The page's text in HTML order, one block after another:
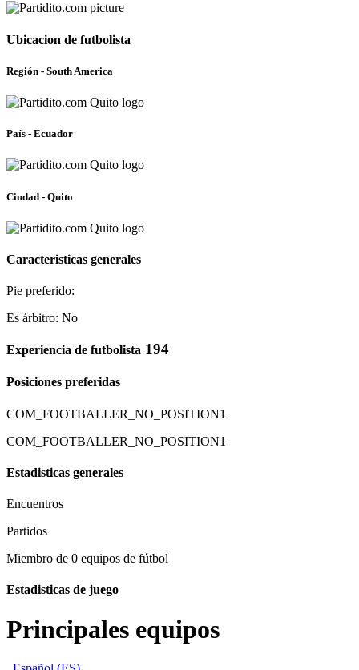
Ubicacion de futbolista
Región - South America
País - Ecuador
Ciudad - Quito
Caracteristicas generales
Pie preferido:
Es árbitro: No
Experiencia de futbolista 194
Posiciones preferidas
COM_FOOTBALLER_NO_POSITION1
COM_FOOTBALLER_NO_POSITION1
Estadisticas generales
Encuentros
Partidos
Miembro de 0 equipos de fútbol
Estadisticas de juego
Principales equipos